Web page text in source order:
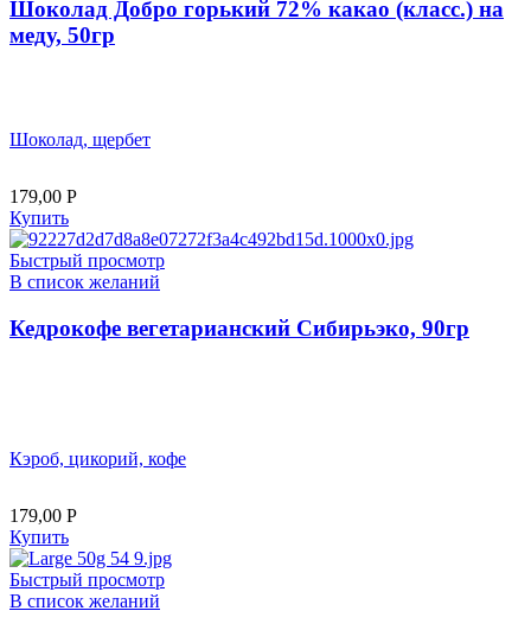
Шоколад Добро горький 72% какао (класс.) на
меду, 50гр
Шоколад, щербет
179,00 Р
Купить
Быстрый просмотр
В список желаний
Кедрокофе вегетарианский Сибирьэко, 90гр
Кэроб, цикорий, кофе
179,00 Р
Купить
Быстрый просмотр
В список желаний